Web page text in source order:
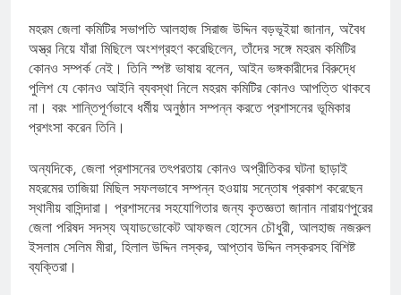
মহরম জেলা কমিটির সভাপতি আলহাজ সিরাজ উদ্দিন বড়ভূইয়া জানান, অবৈধ
অস্ত্র নিয়ে যাঁরা মিছিলে অংশগ্রহণ করেছিলেন, তাঁদের সঙ্গে মহরম কমিটির
কোনও সম্পর্ক নেই। তিনি স্পষ্ট ভাষায় বলেন, আইন ভঙ্গকারীদের বিরুদ্ধে
পুলিশ যে কোনও আইনি ব্যবস্থা নিলে মহরম কমিটির কোনও আপত্তি থাকবে
না। বরং শান্তিপূর্ণভাবে ধর্মীয় অনুষ্ঠান সম্পন্ন করতে প্রশাসনের ভূমিকার
প্রশংসা করেন তিনি।
অন্যদিকে, জেলা প্রশাসনের তৎপরতায় কোনও অপ্রীতিকর ঘটনা ছাড়াই
মহরমের তাজিয়া মিছিল সফলভাবে সম্পন্ন হওয়ায় সন্তোষ প্রকাশ করেছেন
স্থানীয় বাসিন্দারা। প্রশাসনের সহযোগিতার জন্য কৃতজ্ঞতা জানান নারায়ণপুরের
জেলা পরিষদ সদস্য অ্যাডভোকেট আফজল হোসেন চৌধুরী, আলহাজ নজরুল
ইসলাম সেলিম মীরা, হিলাল উদ্দিন লস্কর, আপ্তাব উদ্দিন লস্করসহ বিশিষ্ট
ব্যক্তিরা।